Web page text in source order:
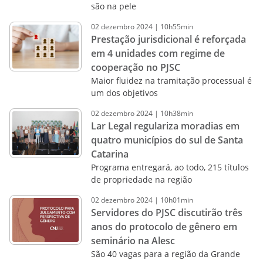
são na pele
02dezembro2024 | 10h55min
Prestação jurisdicional é reforçada
em 4 unidades com regime de
cooperação no PJSC
Maior fluidez na tramitação processual é
um dos objetivos
02dezembro2024 | 10h38min
Lar Legal regulariza moradias em
quatro municípios do sul de Santa
Catarina
Programa entregará, ao todo, 215 títulos
de propriedade na região
02dezembro2024 | 10h01min
Servidores do PJSC discutirão três
anos do protocolo de gênero em
seminário na Alesc
São 40 vagas para a região da Grande